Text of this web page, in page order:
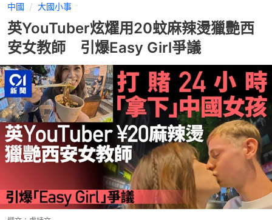
中國 大國小事
英YouTuber炫燿用20蚊麻辣燙獵艷西
安女教師 引爆Easy Girl爭議